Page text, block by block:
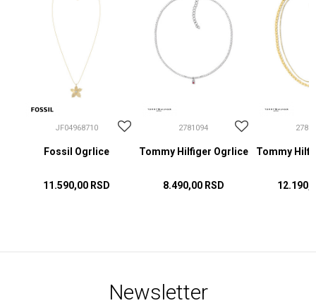
JF04968710
Fossil Ogrlice
11.590,00 RSD
2781094
Tommy Hilfiger Ogrlice
8.490,00 RSD
Tommy
Newsletter